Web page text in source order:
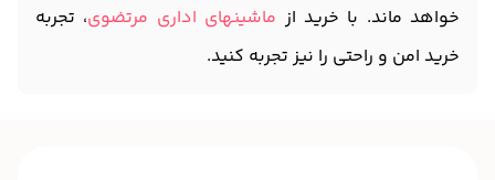
خواهد ماند. با خرید از ماشینهای اداری مرتضوی، تجربه
خرید امن و راحتی را نیز تجربه کنید.